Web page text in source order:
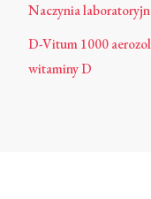
Naczynia
D-Vitum 1000
witaminy D